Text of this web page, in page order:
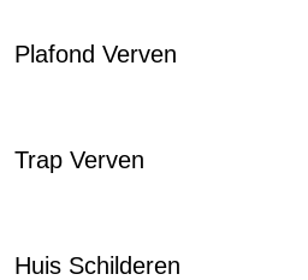
Plafond Verven
Trap Verven
Huis Schilderen